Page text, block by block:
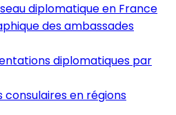
diplomatique en France
des ambassades
diplomatiques par
consulaires en régions